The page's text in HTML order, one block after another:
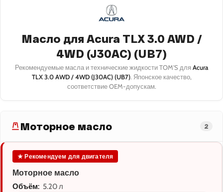
Масло для Acura TLX 3.0 AWD /
4WD (J30AC) (UB7)
Рекомендуемые масла и технические жидкости TOM'S для Acura
TLX 3.0 AWD / 4WD (J30AC) (UB7). Японское качество,
соответствие OEM-допускам.
Моторное масло 2
★ Рекомендуем для двигателя
Моторное масло
Объём: 5.20 л